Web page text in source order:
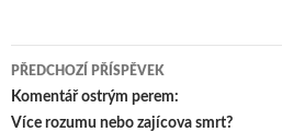
Navigace
PŘEDCHOZÍ PŘÍSPĚVEK
Komentář ostrým perem:
Více rozumu nebo zajícova smrt?